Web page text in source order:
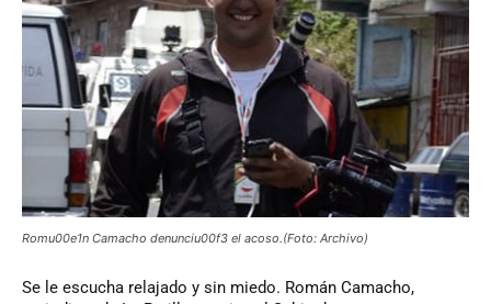
Romu00e1n Camacho denunciu00f3 el acoso.(Foto: Archivo)
Se le escucha relajado y sin miedo. Román Camacho,